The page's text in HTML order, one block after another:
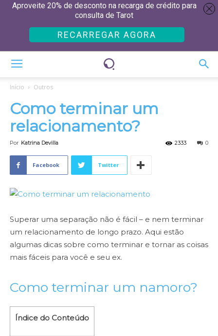
Início Outros
Como terminar um
relacionamento?
Por Katrina Devilla 0
2333
Facebook Twitter
Superar uma separação não é fácil – e nem terminar
um relacionamento de longo prazo. Aqui estão
algumas dicas sobre como terminar e tornar as coisas
mais fáceis para você e seu ex.
Como terminar um namoro?
Índice do Conteúdo
Aproveite 20% de desconto na recarga de crédito para
consulta de Tarot
RECARREGAR AGORA